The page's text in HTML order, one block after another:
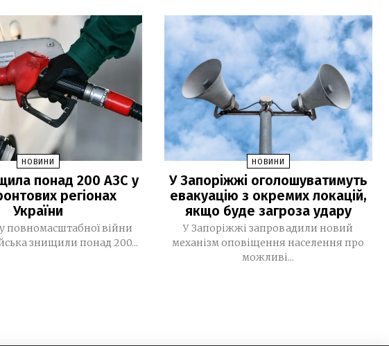
додавати фото чеків
09:32
За тиждень у Запоріжжі підтвердили
чотири випадки хвороби Лайма
30 ЛИПНЯ, 2026
15:36
Світлана Карпенко: «Ми втратили
територію роботи, але не втратили
своїх людей». Як редакція газети
«Трудової слави» відновила роботу
після релокації, сформувала нову
мультимедійну команду та шукає
модель майбутнього
29 ЛИПНЯ, 2026
НОВИНИ
понад 200 АЗС у
регіонах
України
повномасштабної війни
знищили понад 200...
НОВИНИ
У Запоріжжі оголошуватимуть
евакуацію з окремих локацій,
якщо буде загроза удару
У Запоріжжі запровадили новий
механізм оповіщення населення про
можливі...